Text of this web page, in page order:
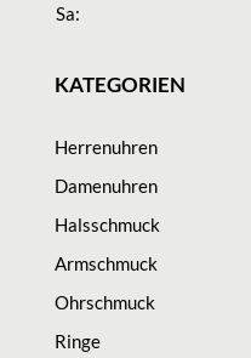
Sa:
KATEGORIEN
Herrenuhren
Damenuhren
Halsschmuck
Armschmuck
Ohrschmuck
Ringe